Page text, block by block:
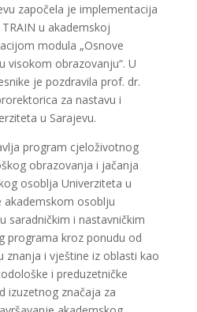
započela je implementacija
u akademskoj
modula „Osnove
visokom obrazovanju“. U
je pozdravila prof. dr.
za nastavu i
u Sarajevu.
program cjeloživotnog
obrazovanja i jačanja
osoblja Univerziteta u
akademskom osoblju
saradničkim i nastavničkim
programa kroz ponudu od
znanja i vještine iz oblasti kao
i preduzetničke
izuzetnog značaja za